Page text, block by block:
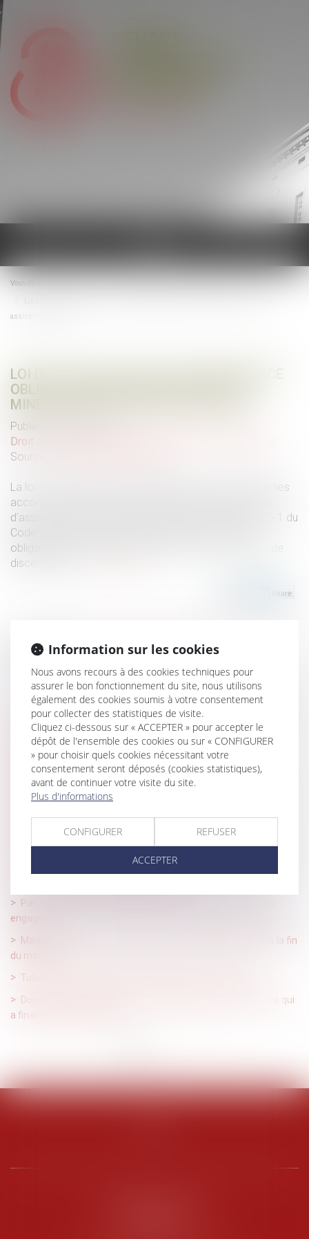
le
menu
Vous êtes ici :
assistance éducative
LOI DU 13 JUILLET 2026 : UNE ASSISTANCE
OBLIGATOIRE PAR AVOCAT POUR LES
MINEURS EN ASSISTANCE ÉDUCATIVE
Publié le :
Droit de la famille, des personnes et de leur patrimoine
Source :
La loi n° 2026-630 du 13 juillet 2026 renforce les garanties
accordées aux mineurs dans le cadre des procédures
d'assistance éducative. Elle modifie l'actuel article 375-1 du
Code civil afin de rendre l'assistance par un avocat
obligatoire pour tout mineur concerné, sans condition de
discernement....
Historique
Loi du 13 juillet 2026 : une assistance obligatoire par avocat pour
les mineurs en assistance éducative
Instruction en famille sans autorisation : condamnation des
parents
Le parent ayant assumé seul les charges peut obtenir une
contribution rétroactive sans détailler chaque dépense !
Accouchement sous X : comment concilier droit au secret et
Prescription d’une créance entre concubins : le concubinage
n’est pas un empêchement d’agir
Donation-partage ou simple donation ? La Cour de cassation
Pas de retour de l’enfant, pas de remboursement des frais
engagés
Mandataire spécial : un appel reste recevable même après la fin
du mandat
Tutelle et conflit familial : quelle place pour la famille ?
Donation: quelle est cette nouvelle obligation administrative qui
a finalement été reportée?
Information sur les cookies
Nous avons recours à des cookies techniques pour
assurer le bon fonctionnement du site, nous utilisons
également des cookies soumis à votre consentement
pour collecter des statistiques de visite.
Cliquez ci-dessous sur « ACCEPTER » pour accepter le
dépôt de l'ensemble des cookies ou sur « CONFIGURER
» pour choisir quels cookies nécessitant votre
consentement seront déposés (cookies statistiques),
avant de continuer votre visite du site.
Plus d'informations
CONFIGURER REFUSER
ACCEPTER